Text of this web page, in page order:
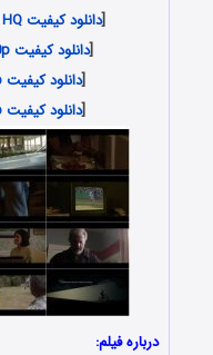
[دانلود کیفیت 1080p HQ با حجم 2.35 گیگابایت
[دانلود کیفیت 1080p با حجم 1.71 گیگابایت
[دانلود کیفیت 720p با حجم 884 مگابایت
[دانلود کیفیت 480p با حجم 636 مگابایت
درباره فیلم: